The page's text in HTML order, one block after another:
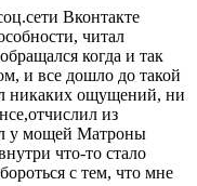
Вконтакте
читал
когда и так
и все дошло до такой
никаких ощущений, ни
из
у мощей Матроны
что-то стало
с тем, что мне